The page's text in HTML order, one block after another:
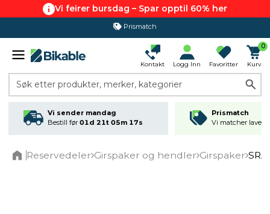
Vi feirer bursdag – Spar opptil 60% her
Prismatch
365 dagers åpent kjøp
Kontakt Logg Inn Favoritter
0
Kurv
Søk etter produkter, merker, kategorier
Vi sender mandag
Bestill før 01d 21t 05m 17s
Prismatch
Vi matcher
Reservedeler Girspaker og hendler Girspaker